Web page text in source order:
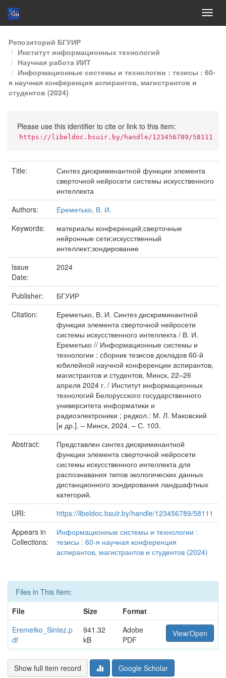
Skip
navigation
Репозиторий БГУИР
Институт информационных технологий
Научная работа ИИТ
Информационные системы и технологии : тезисы : 60-
я научная конференция аспирантов, магистрантов и
студентов (2024)
Please use this identifier to cite or link to this item:
https://libeldoc.bsuir.by/handle/123456789/58111
Title:
Синтез дискриминантной функции элемента
сверточной нейросети системы искусственного
интеллекта
Authors:
Ереметько, В. И.
Keywords:
материалы конференций;сверточные
нейронные сети;искусственный
интеллект;зондирование
Issue
Date:
2024
Publisher:
БГУИР
Citation:
Ереметько, В. И. Синтез дискриминантной
функции элемента сверточной нейросети
системы искусственного интеллекта / В. И.
Ереметько // Информационные системы и
технологии : сборник тезисов докладов 60-й
юбилейной научной конференции аспирантов,
магистрантов и студентов, Минск, 22–26
апреля 2024 г. / Институт информационных
технологий Белорусского государственного
университета информатики и
радиоэлектроники ; редкол.: М. Л. Маковский
[и др.]. – Минск, 2024. – С. 103.
Abstract:
Представлен синтез дискриминантной
функции элемента сверточной нейросети
системы искусственного интеллекта для
распознавания типов экологических данных
дистанционного зондирования ландшафтных
категорий.
URI:
https://libeldoc.bsuir.by/handle/123456789/58111
Appears in
Collections:
Информационные системы и технологии :
тезисы : 60-я научная конференция
аспирантов, магистрантов и студентов (2024)
Files in This Item:
File
Size
Format
Eremetko_Sintez.p
df
941.32
kB
Adobe
PDF
View/Open
Show full item record Google Scholar